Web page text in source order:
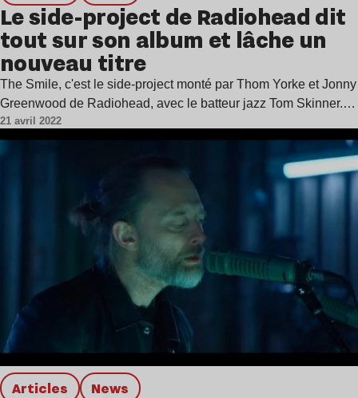
Le side-project de Radiohead dit
tout sur son album et lâche un
nouveau titre
The Smile, c'est le side-project monté par Thom Yorke et Jonny
Greenwood de Radiohead, avec le batteur jazz Tom Skinner.…
21 avril 2022
Articles news